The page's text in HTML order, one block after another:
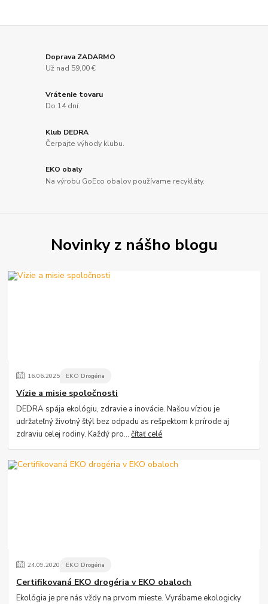
Doprava ZADARMO
Už nad 59,00 €
Vrátenie tovaru
Do 14 dní.
Klub DEDRA
Čerpajte výhody klubu.
EKO obaly
Na výrobu GoEco obalov používame recykláty.
Novinky z nášho blogu
16.06.2025 EKO Drogéria
Vízie a misie spoločnosti
DEDRA spája ekológiu, zdravie a inovácie. Našou víziou je
udržateľný životný štýl bez odpadu as rešpektom k prírode aj
zdraviu celej rodiny. Každý pro...čítať celé
24.09.2020 EKO Drogéria
Certifikovaná EKO drogéria v EKO obaloch
Ekológia je pre nás vždy na prvom mieste. Vyrábame ekologicky